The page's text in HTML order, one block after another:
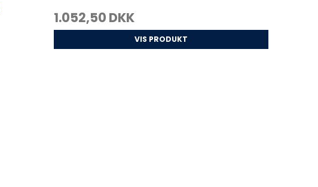
1.052,50 DKK
VIS PRODUKT